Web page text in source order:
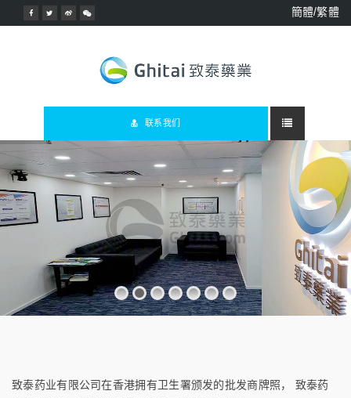
簡體/繁體
联系我们
致泰药业有限公司在香港拥有卫生署颁发的批发商牌照， 致泰药